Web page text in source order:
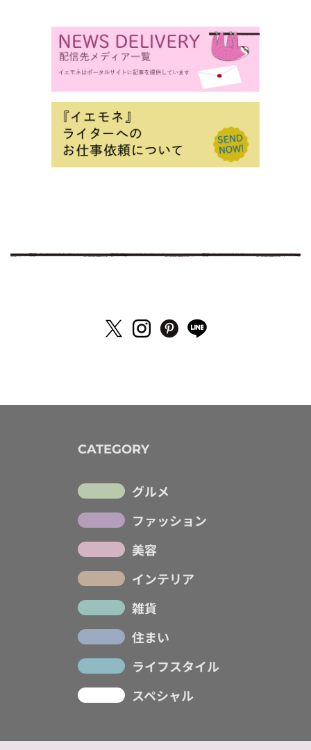
CATEGORY
グルメ
ファッション
美容
インテリア
雑貨
住まい
ライフスタイル
スペシャル